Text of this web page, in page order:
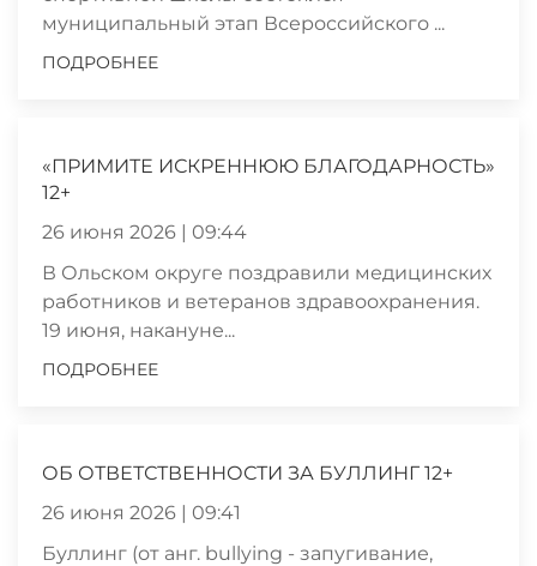
муниципальный этап Всероссийского ...
ПОДРОБНЕЕ
«ПРИМИТЕ ИСКРЕННЮЮ БЛАГОДАРНОСТЬ»
12+
26 июня 2026 | 09:44
В Ольском округе поздравили медицинских
работников и ветеранов здравоохранения.
19 июня, накануне...
ПОДРОБНЕЕ
ОБ ОТВЕТСТВЕННОСТИ ЗА БУЛЛИНГ 12+
26 июня 2026 | 09:41
Буллинг (от анг. bullying - запугивание,